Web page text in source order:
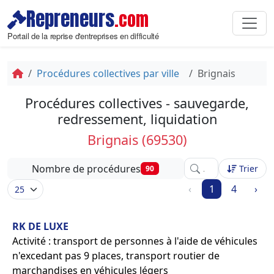
Repreneurs.com
Portail de la reprise d'entreprises en difficulté
Procédures collectives par ville Brignais
Procédures collectives - sauvegarde,
redressement, liquidation
Brignais (69530)
Nombre de procédures 90 Affinez votreTrier
‹ 1 4 ›
RK DE LUXE
Activité : transport de personnes à l'aide de véhicules
n'excedant pas 9 places, transport routier de
marchandises en véhicules légers